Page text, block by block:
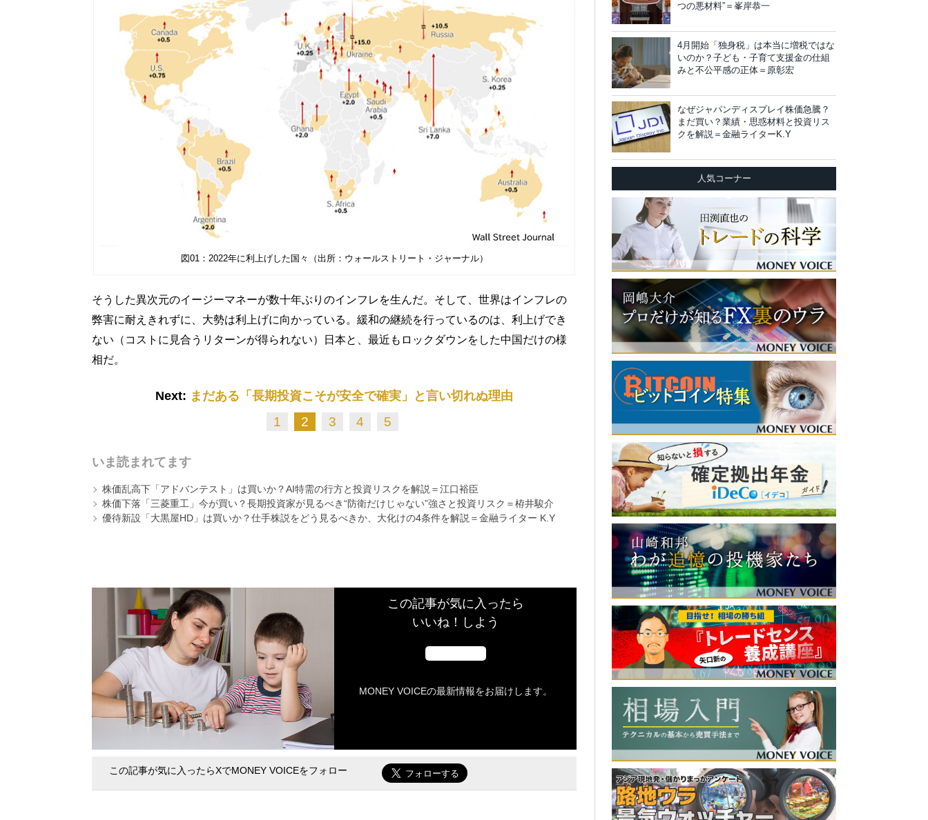
図01：2022年に利上げした国々（出所：ウォールストリート・ジャーナル）
そうした異次元のイージーマネーが数十年ぶりのインフレを生んだ。そして、世界はインフレの
弊害に耐えきれずに、大勢は利上げに向かっている。緩和の継続を行っているのは、利上げでき
ない（コストに見合うリターンが得られない）日本と、最近もロックダウンをした中国だけの様
相だ。
Next: まだある「長期投資こそが安全で確実」と言い切れぬ理由
1 2 3 4 5
いま読まれてます
株価乱高下「アドバンテスト」は買いか？AI特需の行方と投資リスクを解説＝江口裕臣
株価下落「三菱重工」今が買い？長期投資家が見るべき“防衛だけじゃない”強さと投資リスク＝栫井駿介
優待新設「大黒屋HD」は買いか？仕手株説をどう見るべきか、大化けの4条件を解説＝金融ライター K.Y
この記事が気に入ったら
いいね！しよう
MONEY VOICEの最新情報をお届けします。
この記事が気に入ったらXでMONEY VOICEをフォロー
つの悪材料”＝峯岸恭一
4月開始「独身税」は本当に増税ではな
いのか？子ども・子育て支援金の仕組
みと不公平感の正体＝原彰宏
なぜジャパンディスプレイ株価急騰？
まだ買い？業績・思惑材料と投資リス
クを解説＝金融ライターK.Y
人気コーナー